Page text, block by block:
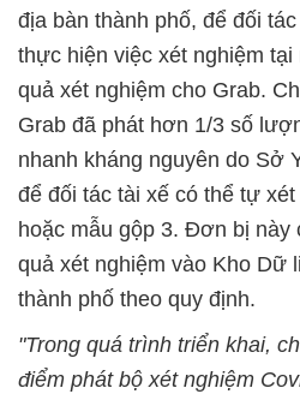
địa bàn thành phố, để đối
thực hiện việc xét nghiệm
quả xét nghiệm cho Grab.
Grab đã phát hơn 1/3 số
nhanh kháng nguyên do Sở
để đối tác tài xế có thể tự
hoặc mẫu gộp 3. Đơn bị này
quả xét nghiệm vào Kho Dữ
thành phố theo quy định.
"Trong quá trình triển khai,
điểm phát bộ xét nghiệm